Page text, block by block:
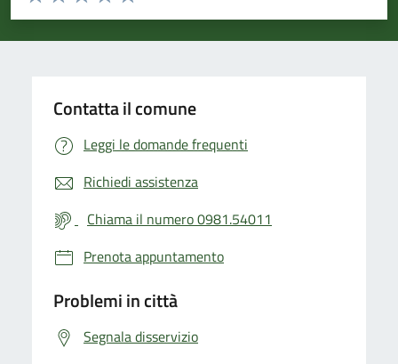
Valuta 5 stelle su 5
Valuta 4 stelle su 5
Valuta 3 stelle su 5
Valuta 2 stelle su 5
Valuta 1 stelle su 5
Contatta il comune
Leggi le domande frequenti
Richiedi assistenza
Chiama il numero 0981.54011
Prenota appuntamento
Problemi in città
Segnala disservizio